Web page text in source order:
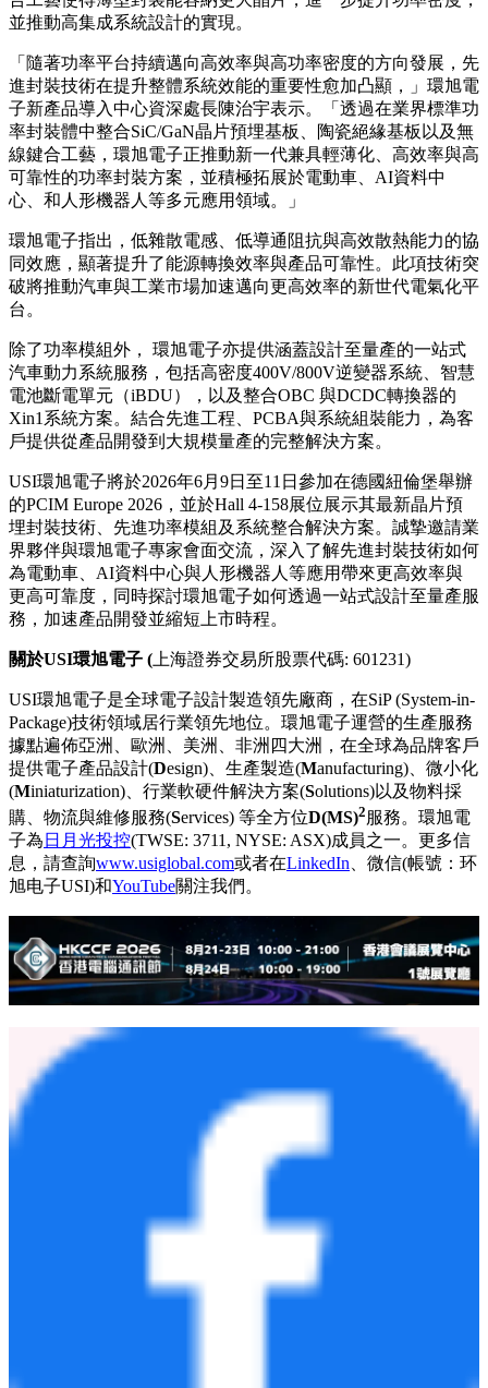
此創新設計為內絕緣功率分立器件帶來重大的技術突破，封裝
本體即具備卓越的電氣絕緣能力，並同時展現低雜散電感與極
低的導通阻抗的優勢。為回應市場對高效率、高散熱及高功率
密度的迫切需求，環旭電子的晶片預埋封裝技術相較於傳統封
裝方案，能顯著降低導通損耗、減少熱能累積，並強化長期運
作的可靠性。透過內部整合陶瓷基板，封裝體即可提供穩定的
合工藝使得薄型封裝能容納更大晶片，進一步提升功率密度，
並推動高集成系統設計的實現。
「隨著功率平台持續邁向高效率與高功率密度的方向發展，先
子新產品導入中心資深處長陳治宇表示。「透過在業界標準功
率封裝體中整合SiC/GaN晶片預埋基板、陶瓷絕緣基板以及無
線鍵合工藝，環旭電子正推動新一代兼具輕薄化、高效率與高
可靠性的功率封裝方案，並積極拓展於電動車、AI資料中
心、和人形機器人等多元應用領域。」
環旭電子指出，低雜散電感、低導通阻抗與高效散熱能力的協
同效應，顯著提升了能源轉換效率與產品可靠性。此項技術突
破將推動汽車與工業市場加速邁向更高效率的新世代電氣化平
台。
除了功率模組外， 環旭電子亦提供涵蓋設計至量產的一站式
汽車動力系統服務，包括高密度400V/800V逆變器系統、智慧
Xin1系統方案。結合先進工程、PCBA與系統組裝能力，為客
USI環旭電子將於2026年6月9日至11日參加在德國紐倫堡舉辦
的PCIM Europe 2026，並於Hall 4-158展位展示其最新晶片預
埋封裝技術、先進功率模組及系統整合解決方案。誠摯邀請業
界夥伴與環旭電子專家會面交流，深入了解先進封裝技術如何
為電動車、AI資料中心與人形機器人等應用帶來更高效率與
更高可靠度，同時探討環旭電子如何透過一站式設計至量產服
務，加速產品開發並縮短上市時程。
關於 USI 環旭電子(上海證券交易所股票代碼: 601231)
USI環旭電子是全球電子設計製造領先廠商，在SiP (System-in-
Package)技術領域居行業領先地位。環旭電子運營的生產服務
據點遍佈亞洲、歐洲、美洲、非洲四大洲，在全球為品牌客戶
提供電子產品設計(Design)、生產製造(Manufacturing)、微小化
iniaturization)、行業軟硬件解決方案(Solutions)以及物料採
購、物流與維修服務(
服務。環旭電
子為日月光投控
(TWSE: 3711, NYSE: ASX)成員之一。更多信
息，請查詢
www.usiglobal.com或者在LinkedIn
、微信(帳號：环
旭电子USI)和
關注我們。